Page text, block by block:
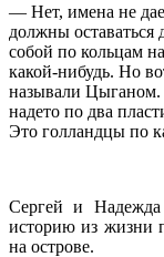
— Нет, имена не
должны
собой по кольцам
какой-нибудь. Но
называли Цыганом.
надето по два
Это голландцы по
Сергей и Надежда
историю из жизни
на острове.